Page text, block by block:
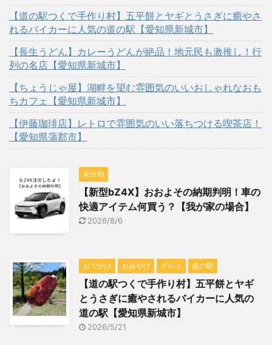
【道の駅つくで手作り村】五平餅とヤギとうさぎに癒やさ
れるバイカーに人気の道の駅【愛知県新城市】
【長生うどん】カレーうどんが絶品！地元民も激推し！行
列の名店【愛知県新城市】
【ちょうじゃ屋】湖畔を望む雰囲気のいいおしゃれなおも
ちカフェ【愛知県新城市】
【伊藤珈琲店】レトロで雰囲気のいい落ちつける喫茶店！
【愛知県蒲郡市】
未分類
【新型bZ4X】おおよその納期判明！車の
快適アイテム何買う？【我が家の場合】
2026/8/6
おでかけ おみやげ グルメ 道の駅
【道の駅つくで手作り村】五平餅とヤギ
とうさぎに癒やされるバイカーに人気の
道の駅【愛知県新城市】
2026/5/21